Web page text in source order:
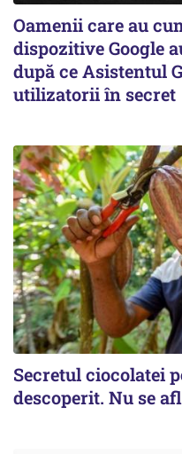
Oamenii care au
dispozitive Google
după ce Asistentul
utilizatorii în secret
Secretul ciocolatei
descoperit. Nu se